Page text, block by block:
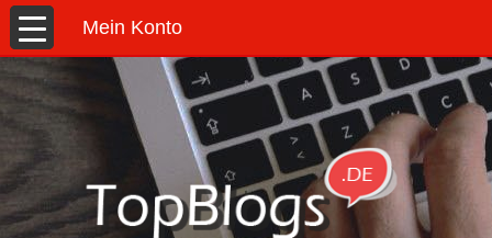
Mein Konto